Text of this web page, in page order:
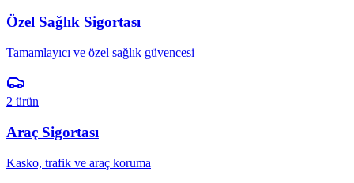
Özel Sağlık Sigortası
Tamamlayıcı ve özel sağlık güvencesi
2 ürün
Araç Sigortası
Kasko, trafik ve araç koruma